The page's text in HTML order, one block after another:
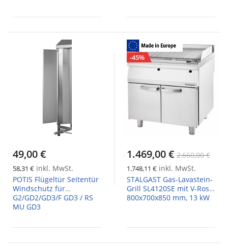
49,00 €
58,31 € inkl. MwSt.
POTIS Flügeltür Seitentür
Windschutz für
G2/GD2/GD3/F GD3 / RS
MU GD3
-45%
1.469,00 € 2.660,00 €
1.748,11 € inkl. MwSt.
STALGAST Gas-Lavastein-
Grill SL4120SE mit V-Rost,
800x700x850 mm, 13 kW